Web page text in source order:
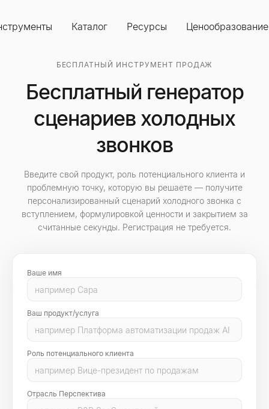
Каталог Ресурсы Ценообразование
БЕСПЛАТНЫЙ ИНСТРУМЕНТ ПРОДАЖ
Бесплатный генератор
сценариев холодных
звонков
Введите свой продукт, роль потенциального клиента и
проблемную точку, которую вы решаете — получите
персонализированный сценарий холодного звонка с
вступлением, формулировкой ценности и закрытием за
считанные секунды. Регистрация не требуется.
Ваше имя
Ваш продукт/услуга
Роль потенциального клиента
Отрасль Перспектива